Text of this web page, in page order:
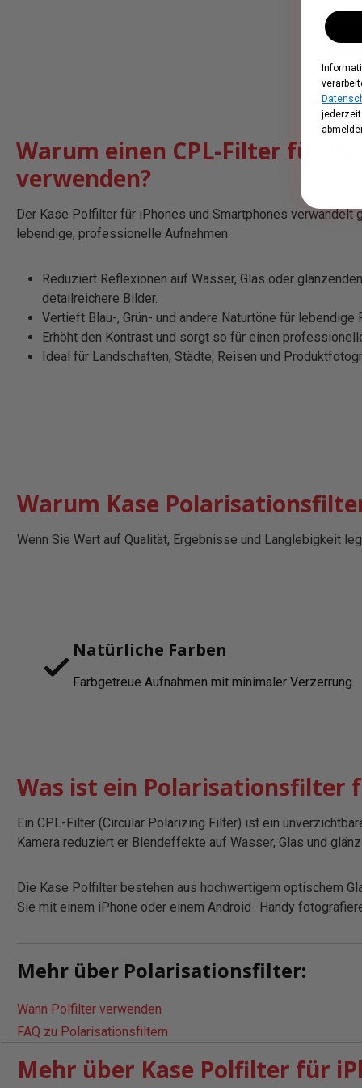
Warum einen CPL-Filter für Ihr
verwenden?
Der Kase Polfilter für iPhones und Smartphones verwandelt
lebendige, professionelle Aufnahmen.
Reduziert Reflexionen auf Wasser, Glas oder
detailreichere Bilder.
Vertieft Blau-, Grün- und andere Naturtöne für lebendige
Erhöht den Kontrast und sorgt so für einen
Ideal für Landschaften, Städte, Reisen und
Warum Kase
Wenn Sie Wert auf Qualität, Ergebnisse und Langlebigkeit
Natürliche Farben
Farbgetreue Aufnahmen mit minimaler Verzerrung.
Was ist ein Polarisationsfilter
Ein CPL-Filter (Circular Polarizing Filter) ist ein
Kamera reduziert er Blendeffekte auf Wasser, Glas und
Die Kase Polfilter bestehen aus hochwertigem optischem
Sie mit einem iPhone oder einem Android- Handy
Mehr über Polarisationsfilter:
Wann Polfilter verwenden
FAQ zu Polarisationsfiltern
Mehr über Kase Polfilter für